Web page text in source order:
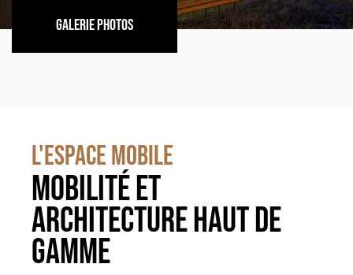
GALERIE PHOTOS
L'ESPACE MOBILE
Mobilité et
architecture haut de
gamme